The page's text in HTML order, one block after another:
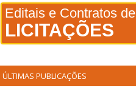
Editais e Contratos de
LICITAÇÕES
ÚLTIMAS PUBLICAÇÕES